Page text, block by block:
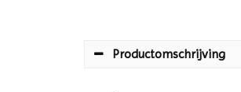
Productomschrijving